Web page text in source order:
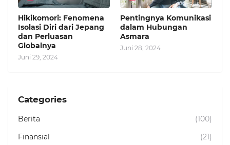
Hikikomori: Fenomena
Isolasi Diri dari Jepang
dan Perluasan
Globalnya
Juni 29, 2024
Pentingnya Komunikasi
dalam Hubungan
Asmara
Juni 28, 2024
Categories
Berita
(100)
Finansial
(21)